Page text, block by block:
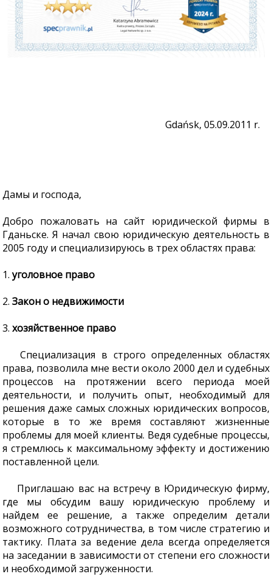
Gdańsk, 05.09.2011 r.
Дамы и господа,
Добро пожаловать на сайт юридической фирмы в
Гданьске. Я начал свою юридическую деятельность в
2005 году и специализируюсь в трех областях права:
1.уголовное право
2. Закон о недвижимости
3. хозяйственное право
Специализация в строго определенных областях
права, позволила мне вести около 2000 дел и судебных
процессов на протяжении всего периода моей
деятельности, и получить опыт, необходимый для
решения даже самых сложных юридических вопросов,
которые в то же время составляют жизненные
проблемы для моей клиенты. Ведя судебные процессы,
я стремлюсь к максимальному эффекту и достижению
поставленной цели.
Приглашаю вас на встречу в Юридическую фирму,
где мы обсудим вашу юридическую проблему и
найдем ее решение, а также определим детали
возможного сотрудничества, в том числе стратегию и
тактику. Плата за ведение дела всегда определяется
на заседании в зависимости от степени его сложности
и необходимой загруженности.